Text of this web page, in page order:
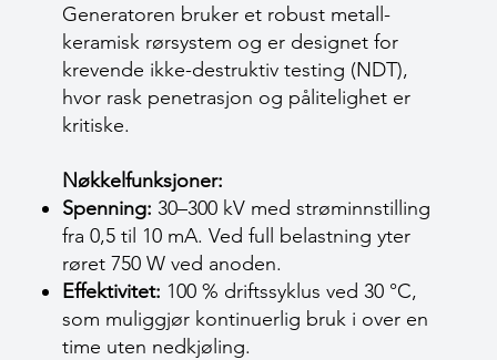
Generatoren bruker et robust metall-
keramisk rørsystem og er designet for
krevende ikke-destruktiv testing (NDT),
hvor rask penetrasjon og pålitelighet er
kritiske.
Nøkkelfunksjoner:
Spenning: 30–300 kV med strøminnstilling
fra 0,5 til 10 mA. Ved full belastning yter
røret 750 W ved anoden.
Effektivitet: 100 % driftssyklus ved 30 °C,
som muliggjør kontinuerlig bruk i over en
time uten nedkjøling.